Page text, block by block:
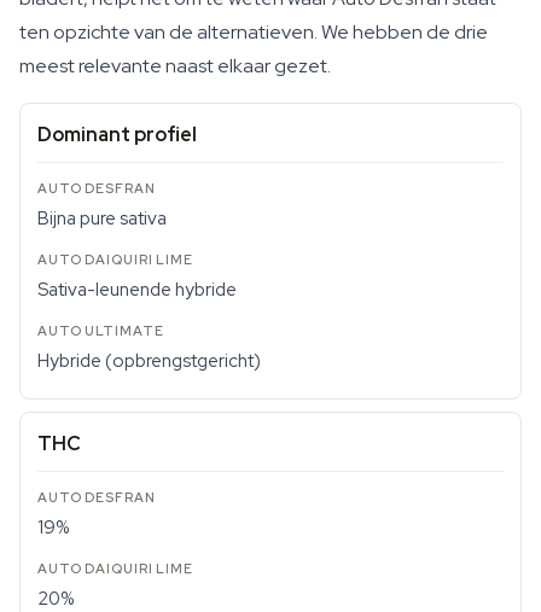
ten opzichte van de alternatieven. We hebben de drie
meest relevante naast elkaar gezet.
Dominant profiel
Bijna pure sativa
Sativa-leunende hybride
Hybride (opbrengstgericht)
THC
19%
20%